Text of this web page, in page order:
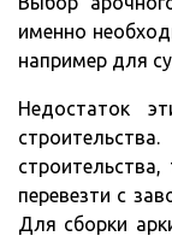
именно
например для
Недостаток
перевезти с
Для сборки